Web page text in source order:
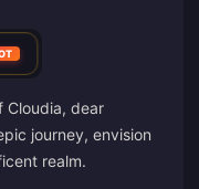
Cloudia, dear
journey, envision
realm.